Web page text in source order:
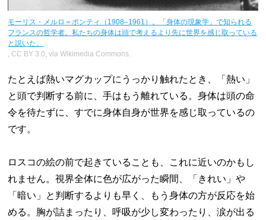
モーリス・メルロ＝ポンティ（1908–1961）。「身体の現象学」で知られる
フランスの哲学者。私たちの身体は頭で考えるより先に世界を感じ取っている
と説いた。
, CC BY 3.0, via Wikimedia Commons.
たとえば熱いマグカップにうっかり触れたとき、「熱い」
と頭で判断する前に、手はもう離れている。身体は頭の命
令を待たずに、すでに身体自身が世界を感じ取っているの
です。
ロスコの絵の前で起きていることも、これに近いのかもし
れません。視界全体に色が広がった瞬間、「きれい」や
「暗い」と判断するよりも早く、もう身体の方が反応を始
める。胸が詰まったり、呼吸が少し変わったり、涙が出る